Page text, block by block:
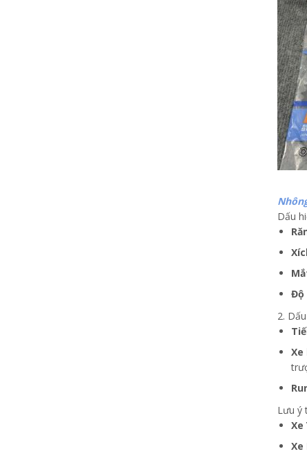
Dấu
Độ
2.
Xe
Lưu ý
Xe
Xe